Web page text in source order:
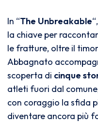
In “The Unbreakable
la chiave per
le fratture, oltre il
Abbagnato
scoperta di cinque
atleti fuori dal
con coraggio la sfida
diventare ancora più